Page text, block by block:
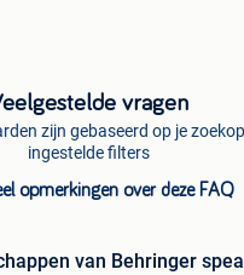
vragen
zijn gebaseerd op je
ingestelde filters
opmerkingen over deze FAQ
van Behringer